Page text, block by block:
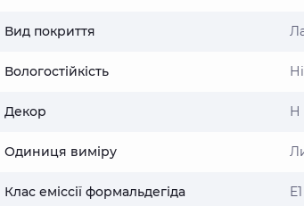
Вид покриття
Вологостійкість Ні
Декор Н
Одиниця виміру
Клас еміссії формальдегіда E1